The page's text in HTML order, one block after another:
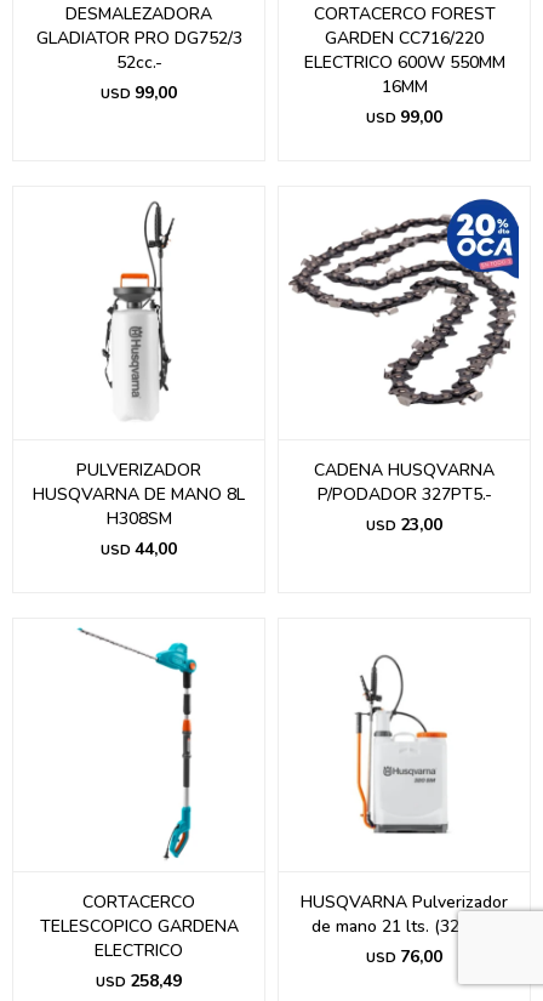
DESMALEZADORA
GLADIATOR PRO DG752/3
52cc.-
USD 99,00
CORTACERCO FOREST
GARDEN CC716/220
ELECTRICO 600W 550MM
16MM
USD 99,00
PULVERIZADOR
HUSQVARNA DE MANO 8L
H308SM
USD 44,00
CADENA HUSQVARNA
P/PODADOR 327PT5.-
USD 23,00
CORTACERCO
TELESCOPICO GARDENA
ELECTRICO
USD 258,49
HUSQVARNA Pulverizador
de mano 21 lts. (320SM)
USD 76,00